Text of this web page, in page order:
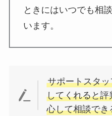
ときにはいつでも相
います。
サポートスタ
してくれると
心して相談でき